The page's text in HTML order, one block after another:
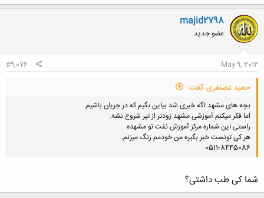
majid2798
عضو جدید
May 9, 2012
#9,076
حمید غضنفری گفت:
بچه های مشهد اگه خبری شد بیاین بگیم که در جریان باشیم.
اما فکر میکنم آموزشی مشهد زودتر از تیر شروع نشه.
راستی این شماره مرکز آموزش نفت تو مشهده
هر کی تونست خبر بگیره من خودمم زنگ میزنم.
0511-8445086
شما کی طب داشتی؟